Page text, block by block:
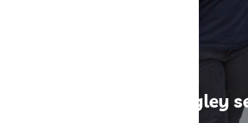
Tambo Longley